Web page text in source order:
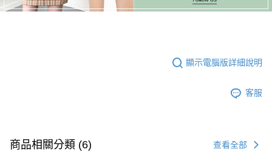
顯示電腦版詳細說明
客服
商品相關分類 (6) 查看全部